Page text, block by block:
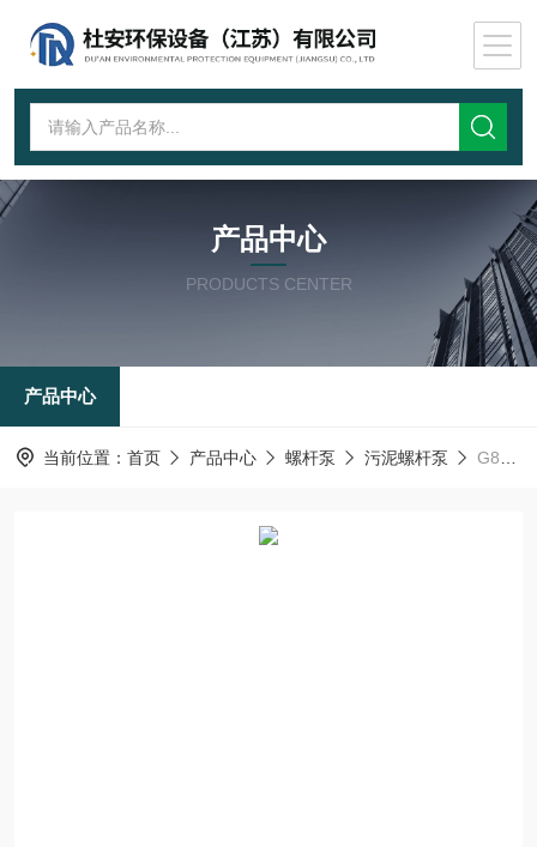
产品中心
PRODUCTS CENTER
产品中心
当前位置： 首页 产品中心 螺杆泵 污泥螺杆泵 G80-2沉淀池污泥进料螺杆泵